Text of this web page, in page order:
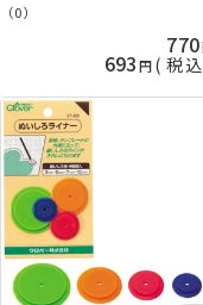
（0）
770
693 税込